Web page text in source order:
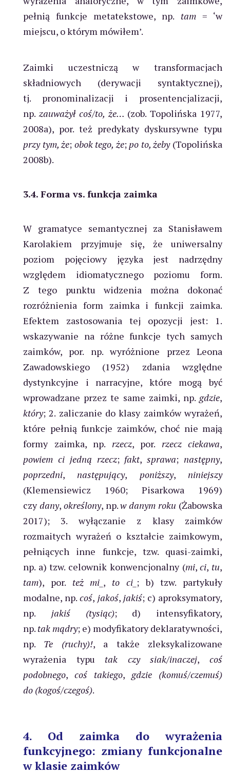
pełnią funkcje metatekstowe, np. tam= ‘w
miejscu, o którym mówiłem’.
Zaimki uczestniczą w transformacjach
składniowych (derywacji syntaktycznej),
tj. pronominalizacji i prosentencjalizacji,
np.zauważył coś/to, że… (zob. Topolińska 1977,
2008a), por. też predykaty dyskursywne typu
przy tym, że; obok tego, że; po to, żeby(Topolińska
2008b).
3.4. Forma vs. funkcja zaimka
W gramatyce semantycznej za Stanisławem
Karolakiem przyjmuje się, że uniwersalny
poziom pojęciowy języka jest nadrzędny
względem idiomatycznego poziomu form.
Z tego punktu widzenia można dokonać
rozróżnienia form zaimka i funkcji zaimka.
Efektem zastosowania tej opozycji jest: 1.
wskazywanie na różne funkcje tych samych
zaimków, por. np. wyróżnione przez Leona
Zawadowskiego (1952) zdania względne
dystynkcyjne i narracyjne, które mogą być
wprowadzane przez te same zaimki, np. gdzie,
który; 2. zaliczanie do klasy zaimków wyrażeń,
które pełnią funkcje zaimków, choć nie mają
formy zaimka, np. rzecz, por. rzecz ciekawa,
powiem ci jedną rzecz; fakt,sprawa;następny,
poprzedni,następujący, poniższy,niniejszy
(Klemensiewicz 1960; Pisarkowa 1969)
czydany, określony, np.w danym roku (Żabowska
2017); 3. wyłączanie z klasy zaimków
rozmaitych wyrażeń o kształcie zaimkowym,
pełniących inne funkcje, tzw. quasi-zaimki,
np. a) tzw. celownik konwencjonalny (mi,ci, tu,
tam), por. też mi_ , to ci_ ; b) tzw. partykuły
modalne, np.coś, jakoś, jakiś; c) aproksymatory,
np. jakiś (tysiąc); d) intensyfikatory,
np. tak mądry; e) modyfikatory deklaratywności,
np. Te (ruchy)!, a także zleksykalizowane
wyrażenia typu tak czy siak/inaczej,coś
podobnego, coś takiego, gdzie (komuś/czemuś)
do (kogoś/czegoś).
4. Od zaimka do wyrażenia
funkcyjnego: zmiany funkcjonalne
w klasie zaimków